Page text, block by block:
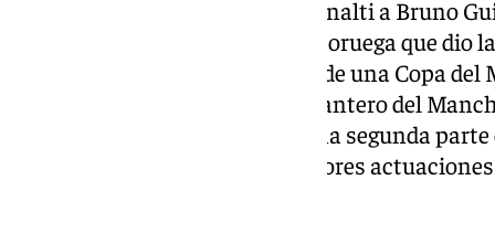
El meta del Sevilla detuvo un penalti a Bruno
alimentó la fe propia y de una Noruega que dio
primera vez en cuartos de final de una Copa
entre Haaland y Vinícius, el delantero del
Real Madrid con dos goles en una segunda
calificarse como una de las mejores